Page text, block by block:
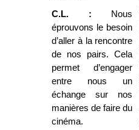
C.L. : Nous
éprouvons le besoin
d’aller à la rencontre
de nos pairs. Cela
permet d’engager
entre nous un
échange sur nos
manières de faire du
cinéma.